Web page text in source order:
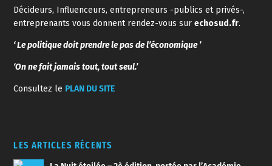
‘On ne fait jamais tout, tout seul.’
Consultez le PLAN DU SITE
Papes d’Avignon